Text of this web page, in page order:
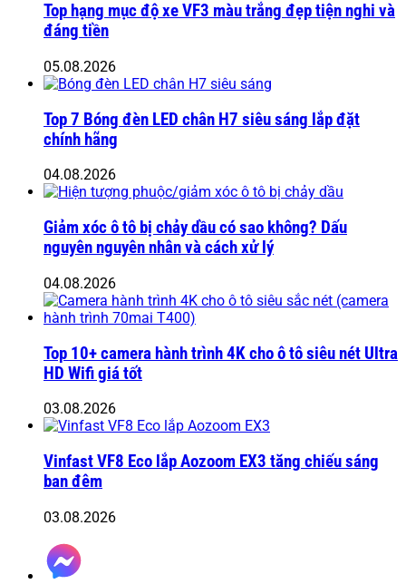
Top hạng mục độ xe VF3 màu trắng đẹp tiện nghi và
đáng tiền
05.08.2026
Top 7 Bóng đèn LED chân H7 siêu sáng lắp đặt
chính hãng
04.08.2026
Giảm xóc ô tô bị chảy dầu có sao không? Dấu
nguyên nguyên nhân và cách xử lý
04.08.2026
Top 10+ camera hành trình 4K cho ô tô siêu nét Ultra
HD Wifi giá tốt
03.08.2026
Vinfast VF8 Eco lắp Aozoom EX3 tăng chiếu sáng
ban đêm
03.08.2026